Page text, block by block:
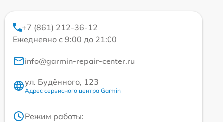
+7 (861) 212-36-12
Ежедневно с 9:00 до 21:00
info@garmin-repair-center.ru
ул. Будённого, 123
Адрес сервисного центра Garmin
Режим работы: